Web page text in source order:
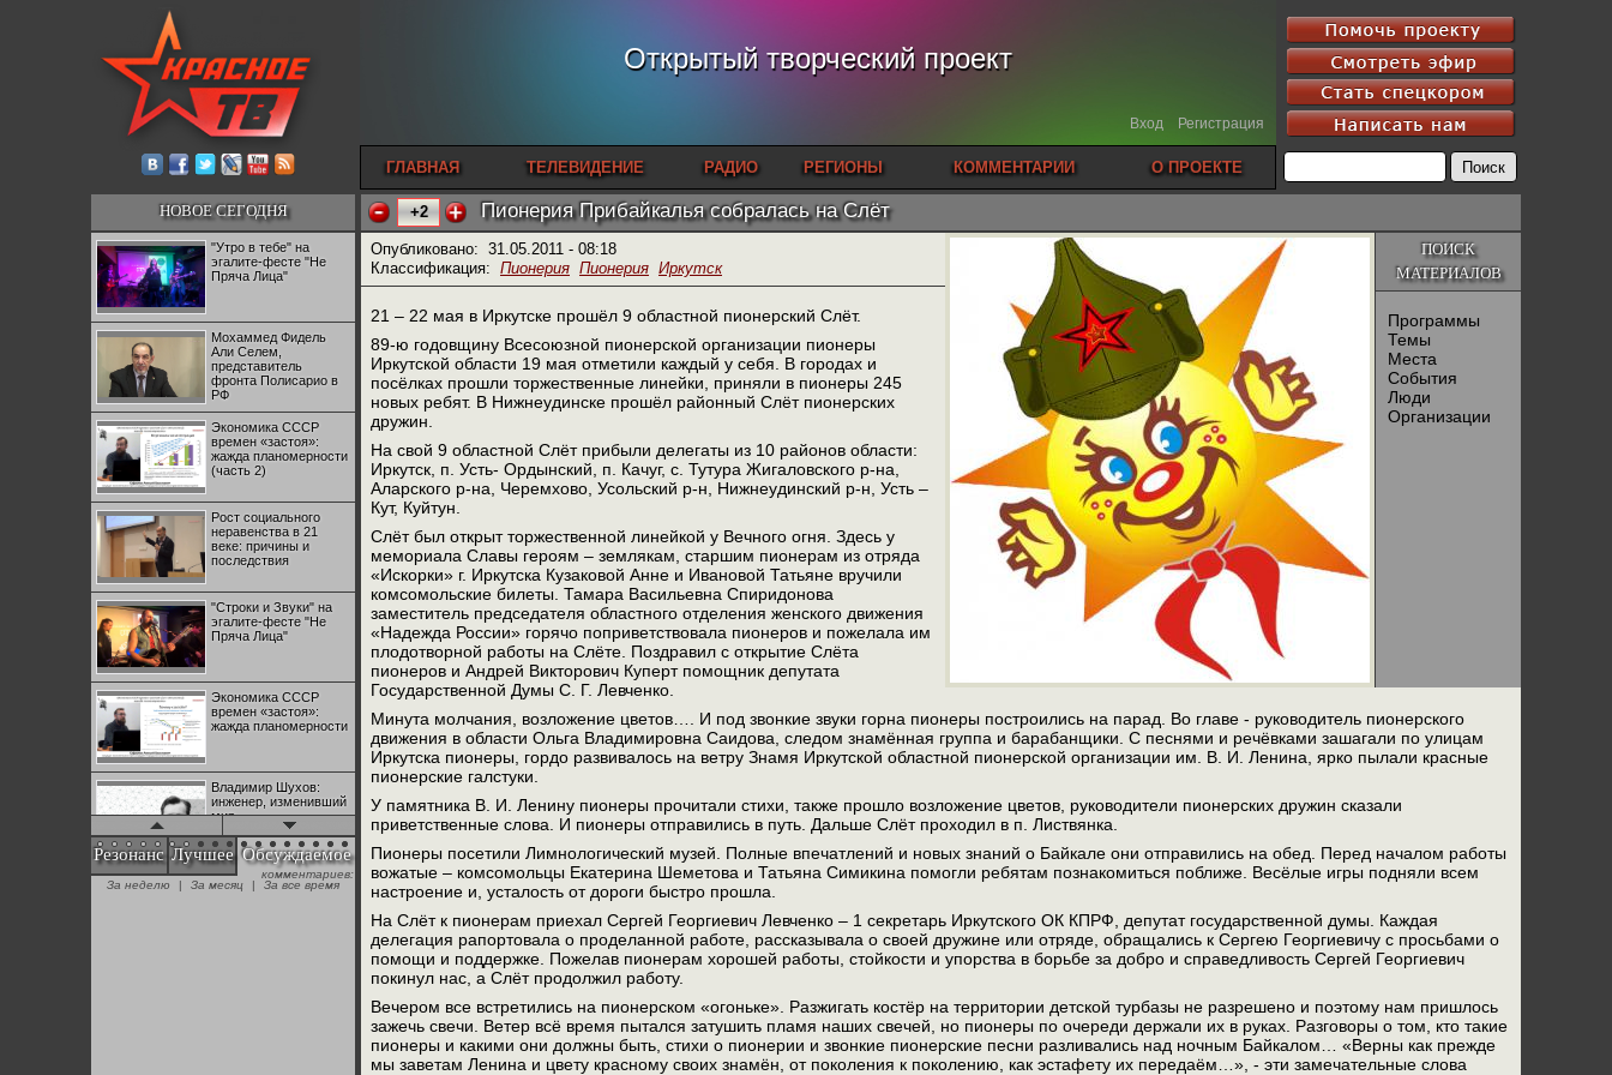
Открытый творческий проект
Вход Регистрация
ГЛАВНАЯ ТЕЛЕВИДЕНИЕ РАДИО РЕГИОНЫ КОММЕНТАРИИ О ПРОЕКТЕ
НОВОЕ СЕГОДНЯ
"Утро в тебе" на
эгалите-фесте "Не
Пряча Лица"
Мохаммед Фидель
Али Селем,
представитель
фронта Полисарио в
РФ
Экономика СССР
времен «застоя»:
жажда планомерности
(часть 2)
Рост социального
неравенства в 21
веке: причины и
последствия
"Строки и Звуки" на
эгалите-фесте "Не
Пряча Лица"
Экономика СССР
времен «застоя»:
жажда планомерности
Владимир Шухов:
инженер, изменивший
мир
"Аркадий Коц" на
эгалите-фесте "Не
Резонанс Лучшее Обсуждаемое
комментариев:
За неделю
| За месяц | За все время
+2 Пионерия Прибайкалья собралась на Слёт
ПОИСК
МАТЕРИАЛОВ
Программы
Темы
Места
События
Люди
Организации
Опубликовано: 31.05.2011 - 08:18
Классификация: Пионерия Пионерия Иркутск
21 – 22 мая в Иркутске прошёл 9 областной пионерский Слёт.
89-ю годовщину Всесоюзной пионерской организации пионеры
Иркутской области 19 мая отметили каждый у себя. В городах и
посёлках прошли торжественные линейки, приняли в пионеры 245
новых ребят. В Нижнеудинске прошёл районный Слёт пионерских
дружин.
На свой 9 областной Слёт прибыли делегаты из 10 районов области:
Иркутск, п. Усть- Ордынский, п. Качуг, с. Тутура Жигаловского р-на,
Аларского р-на, Черемхово, Усольский р-н, Нижнеудинский р-н, Усть –
Кут, Куйтун.
Слёт был открыт торжественной линейкой у Вечного огня. Здесь у
мемориала Славы героям – землякам, старшим пионерам из отряда
«Искорки» г. Иркутска Кузаковой Анне и Ивановой Татьяне вручили
комсомольские билеты. Тамара Васильевна Спиридонова
заместитель председателя областного отделения женского движения
«Надежда России» горячо поприветствовала пионеров и пожелала им
плодотворной работы на Слёте. Поздравил с открытие Слёта
пионеров и Андрей Викторович Куперт помощник депутата
Государственной Думы С. Г. Левченко.
Минута молчания, возложение цветов…. И под звонкие звуки горна пионеры построились на парад. Во главе - руководитель пионерского
движения в области Ольга Владимировна Саидова, следом знамённая группа и барабанщики. С песнями и речёвками зашагали по улицам
Иркутска пионеры, гордо развивалось на ветру Знамя Иркутской областной пионерской организации им. В. И. Ленина, ярко пылали красные
пионерские галстуки.
У памятника В. И. Ленину пионеры прочитали стихи, также прошло возложение цветов, руководители пионерских дружин сказали
приветственные слова. И пионеры отправились в путь. Дальше Слёт проходил в п. Листвянка.
Пионеры посетили Лимнологический музей. Полные впечатлений и новых знаний о Байкале они отправились на обед. Перед началом работы
вожатые – комсомольцы Екатерина Шеметова и Татьяна Симикина помогли ребятам познакомиться поближе. Весёлые игры подняли всем
настроение и, усталость от дороги быстро прошла.
На Слёт к пионерам приехал Сергей Георгиевич Левченко – 1 секретарь Иркутского ОК КПРФ, депутат государственной думы. Каждая
делегация рапортовала о проделанной работе, рассказывала о своей дружине или отряде, обращались к Сергею Георгиевичу с просьбами о
помощи и поддержке. Пожелав пионерам хорошей работы, стойкости и упорства в борьбе за добро и справедливость Сергей Георгиевич
покинул нас, а Слёт продолжил работу.
Вечером все встретились на пионерском «огоньке». Разжигать костёр на территории детской турбазы не разрешено и поэтому нам пришлось
зажечь свечи. Ветер всё время пытался затушить пламя наших свечей, но пионеры по очереди держали их в руках. Разговоры о том, кто такие
пионеры и какими они должны быть, стихи о пионерии и звонкие пионерские песни разливались над ночным Байкалом… «Верны как прежде
мы заветам Ленина и цвету красному своих знамён, от поколения к поколению, как эстафету их передаём…», - эти замечательные слова